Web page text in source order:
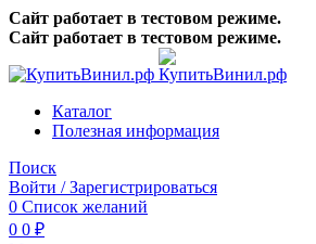
Сайт работает в тестовом режиме.
Сайт работает в тестовом режиме.
Каталог
Полезная информация
Поиск
Войти / Зарегистрироваться
0 Список желаний
0 0 ₽